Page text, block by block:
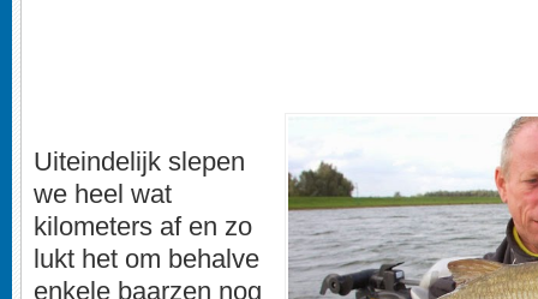
Uiteindelijk slepen
we heel wat
kilometers af en zo
lukt het om behalve
enkele baarzen nog